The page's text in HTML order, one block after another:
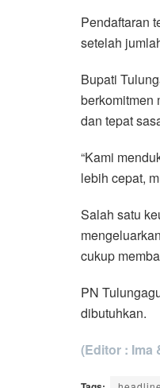
Pendaftaran
setelah
Bupati
berkomitmen
dan tepat
“Kami
lebih cepat,
Salah satu
cukup
PN
dibutuhkan.
(Editor : Ima